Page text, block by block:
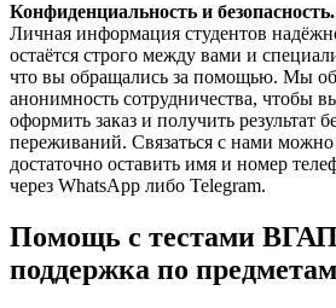
Конфиденциальность и безопасность.
Личная информация студентов
остаётся строго между вами и
что вы обращались за помощью. Мы
анонимность сотрудничества, чтобы
оформить заказ и получить результат
переживаний. Связаться с нами
достаточно оставить имя и номер
через WhatsApp либо Telegram.
Помощь с тестами
поддержка по предметам